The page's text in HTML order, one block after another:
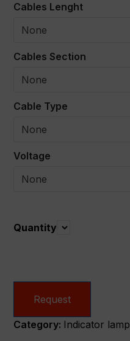
Cables Lenght
Cables Section
Cable Type
Voltage
Quantity Quantity
Request
Category: Indicator lamp